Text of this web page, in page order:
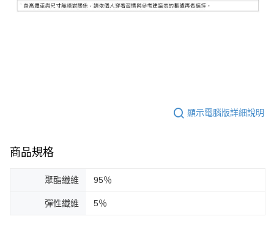
顯示電腦版詳細說明
商品規格
聚酯纖維 95％
彈性纖維 5％